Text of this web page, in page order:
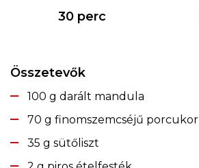
30 perc
Összetevők
100 g darált mandula
70 g finomszemcséjű porcukor
35 g sütőliszt